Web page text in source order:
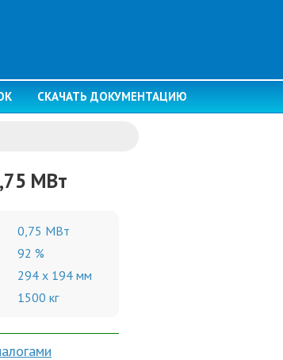
СКАЧАТЬ ДОКУМЕНТАЦИЮ
МВт
0,75 МВт
92 %
294 х 194 мм
1500 кг